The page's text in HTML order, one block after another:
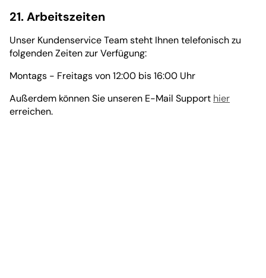
21. Arbeitszeiten
Unser Kundenservice Team steht Ihnen telefonisch zu
folgenden Zeiten zur Verfügung:
Montags - Freitags von 12:00 bis 16:00 Uhr
Außerdem können Sie unseren E-Mail Support hier
erreichen.